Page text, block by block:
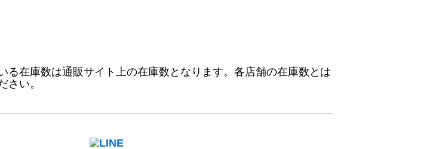
る在庫数は通販サイト上の在庫数となります。各店舗の在庫数とは
さい。